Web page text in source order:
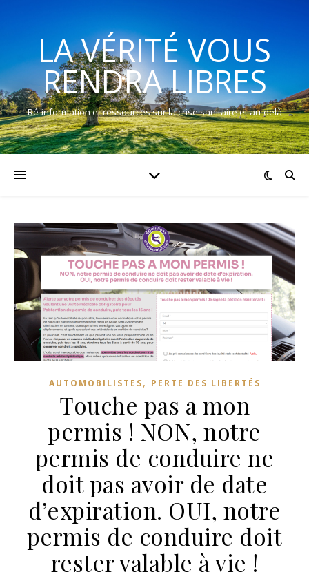
LA VÉRITÉ VOUS
RENDRA LIBRES
Ré-information et ressources sur la crise sanitaire et au-delà
AUTOMOBILISTES, PERTE DES LIBERTÉS
Touche pas a mon
permis ! NON, notre
permis de conduire ne
doit pas avoir de date
d’expiration. OUI, notre
permis de conduire doit
rester valable à vie !